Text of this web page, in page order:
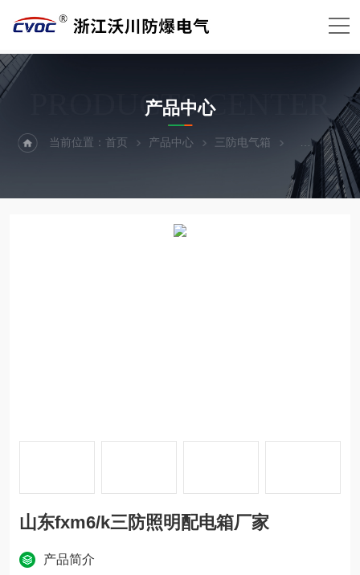
PRODUCTS CENTER
产品中心
当前位置：首页 产品中心 三防电气箱 三防照明箱
山东fxm6/k三防照明配电箱厂家
产品简介